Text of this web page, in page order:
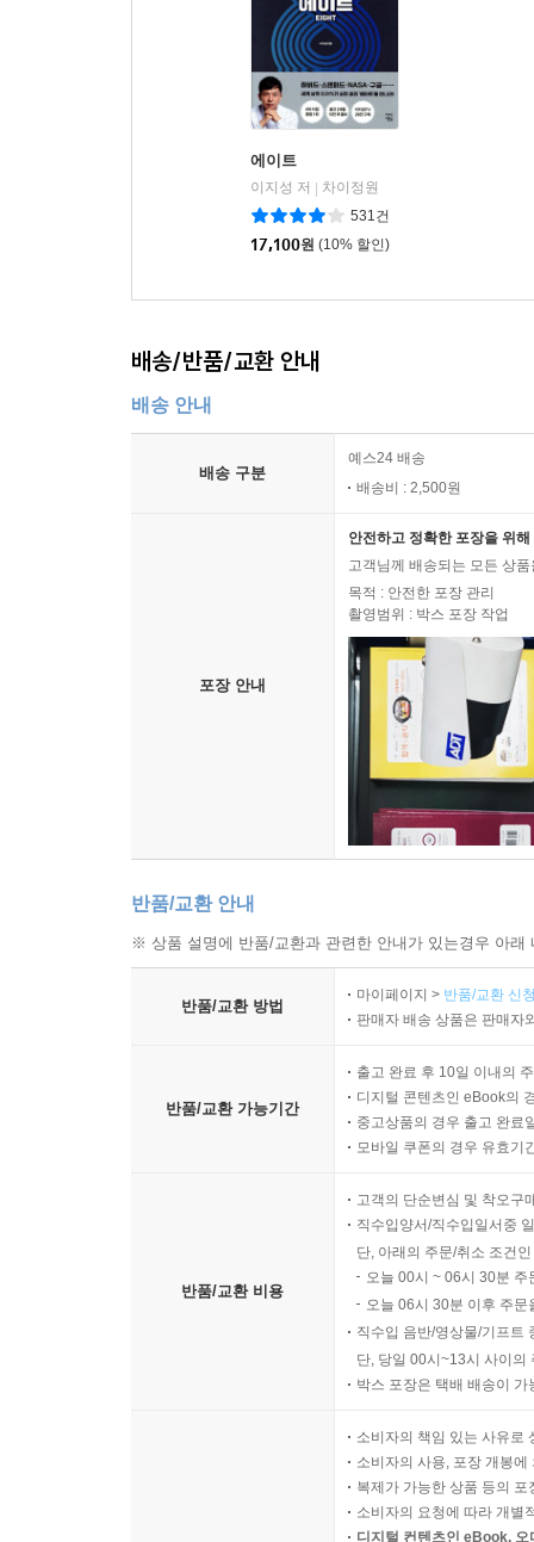
에이트
이지성 저
차이정원
531건
17,100원 (10% 할인)
배송/반품/교환 안내
배송 안내
배송 구분
예스24 배송
배송비 : 2,500원
포장 안내
안전하고 정확한 포장을 위
고객님께 배송되는 모든 상
목적 : 안전한 포장 관리
촬영범위 : 박스 포장 작업
반품/교환 안내
※ 상품 설명에 반품/교환과 관련한 안내가 있는경우 아
반품/교환 방법
마이페이지 > 반품/교환 신
판매자 배송 상품은 판매자
반품/교환 가능기간
출고 완료 후 10일 이내의
디지털 콘텐츠인 eBook의
중고상품의 경우 출고 완료
모바일 쿠폰의 경우 유효기
반품/교환 비용
고객의 단순변심 및 착오구
직수입양서/직수입일서중
단, 아래의 주문/취소 조건
오늘 00시 ~ 06시 30분
오늘 06시 30분 이후 주
직수입 음반/영상물/기프트
단, 당일 00시~13시 사이의
박스 포장은 택배 배송이
소비자의 책임 있는 사유로
소비자의 사용, 포장 개봉
복제가 가능한 상품 등의
소비자의 요청에 따라 개별
디지털 컨텐츠인 eBook,